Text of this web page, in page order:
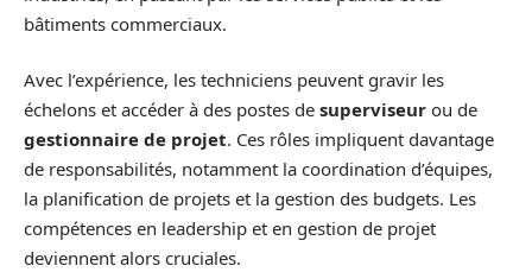
bâtiments commerciaux.
Avec l’expérience, les techniciens peuvent gravir les
échelons et accéder à des postes de superviseur ou de
gestionnaire de projet. Ces rôles impliquent davantage
de responsabilités, notamment la coordination d’équipes,
la planification de projets et la gestion des budgets. Les
compétences en leadership et en gestion de projet
deviennent alors cruciales.